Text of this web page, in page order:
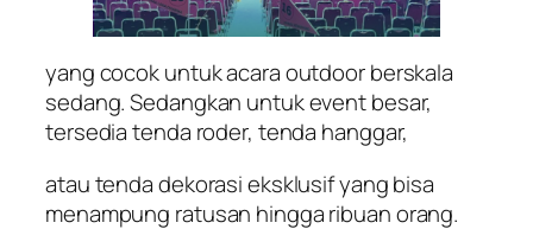
yang cocok untuk acara outdoor berskala
sedang. Sedangkan untuk event besar,
tersedia tenda roder, tenda hanggar,
atau tenda dekorasi eksklusif yang bisa
menampung ratusan hingga ribuan orang.